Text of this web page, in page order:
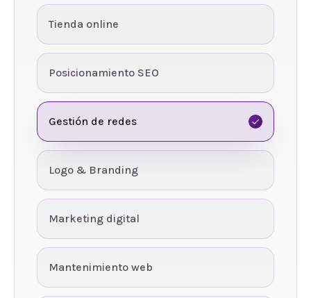
Tienda online
Posicionamiento SEO
Gestión de redes
Logo & Branding
Marketing digital
Mantenimiento web